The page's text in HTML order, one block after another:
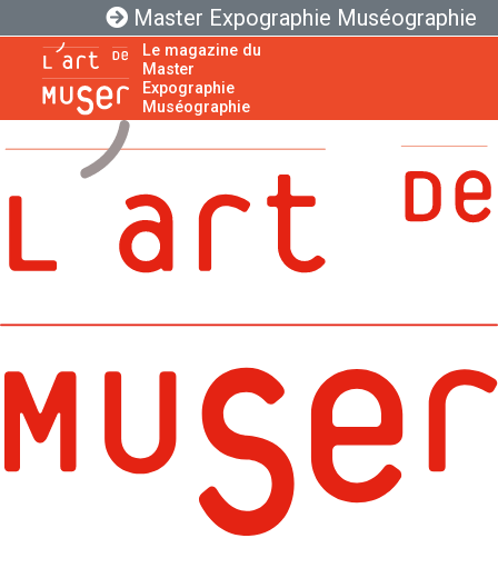
Master Expographie Muséographie
Le magazine du
Master
Expographie
Muséographie